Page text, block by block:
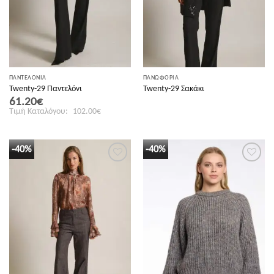
ΠΑΝΤΕΛΟΝΙΑ
Twenty-29 Παντελόνι
102.00€
Original
price
was:
61.20€
Η
τρέχουσα
τιμή
ΠΑΝΩΦΟΡΙΑ
Twenty-29 Σακάκι
-40% -40%
επιθυμιών